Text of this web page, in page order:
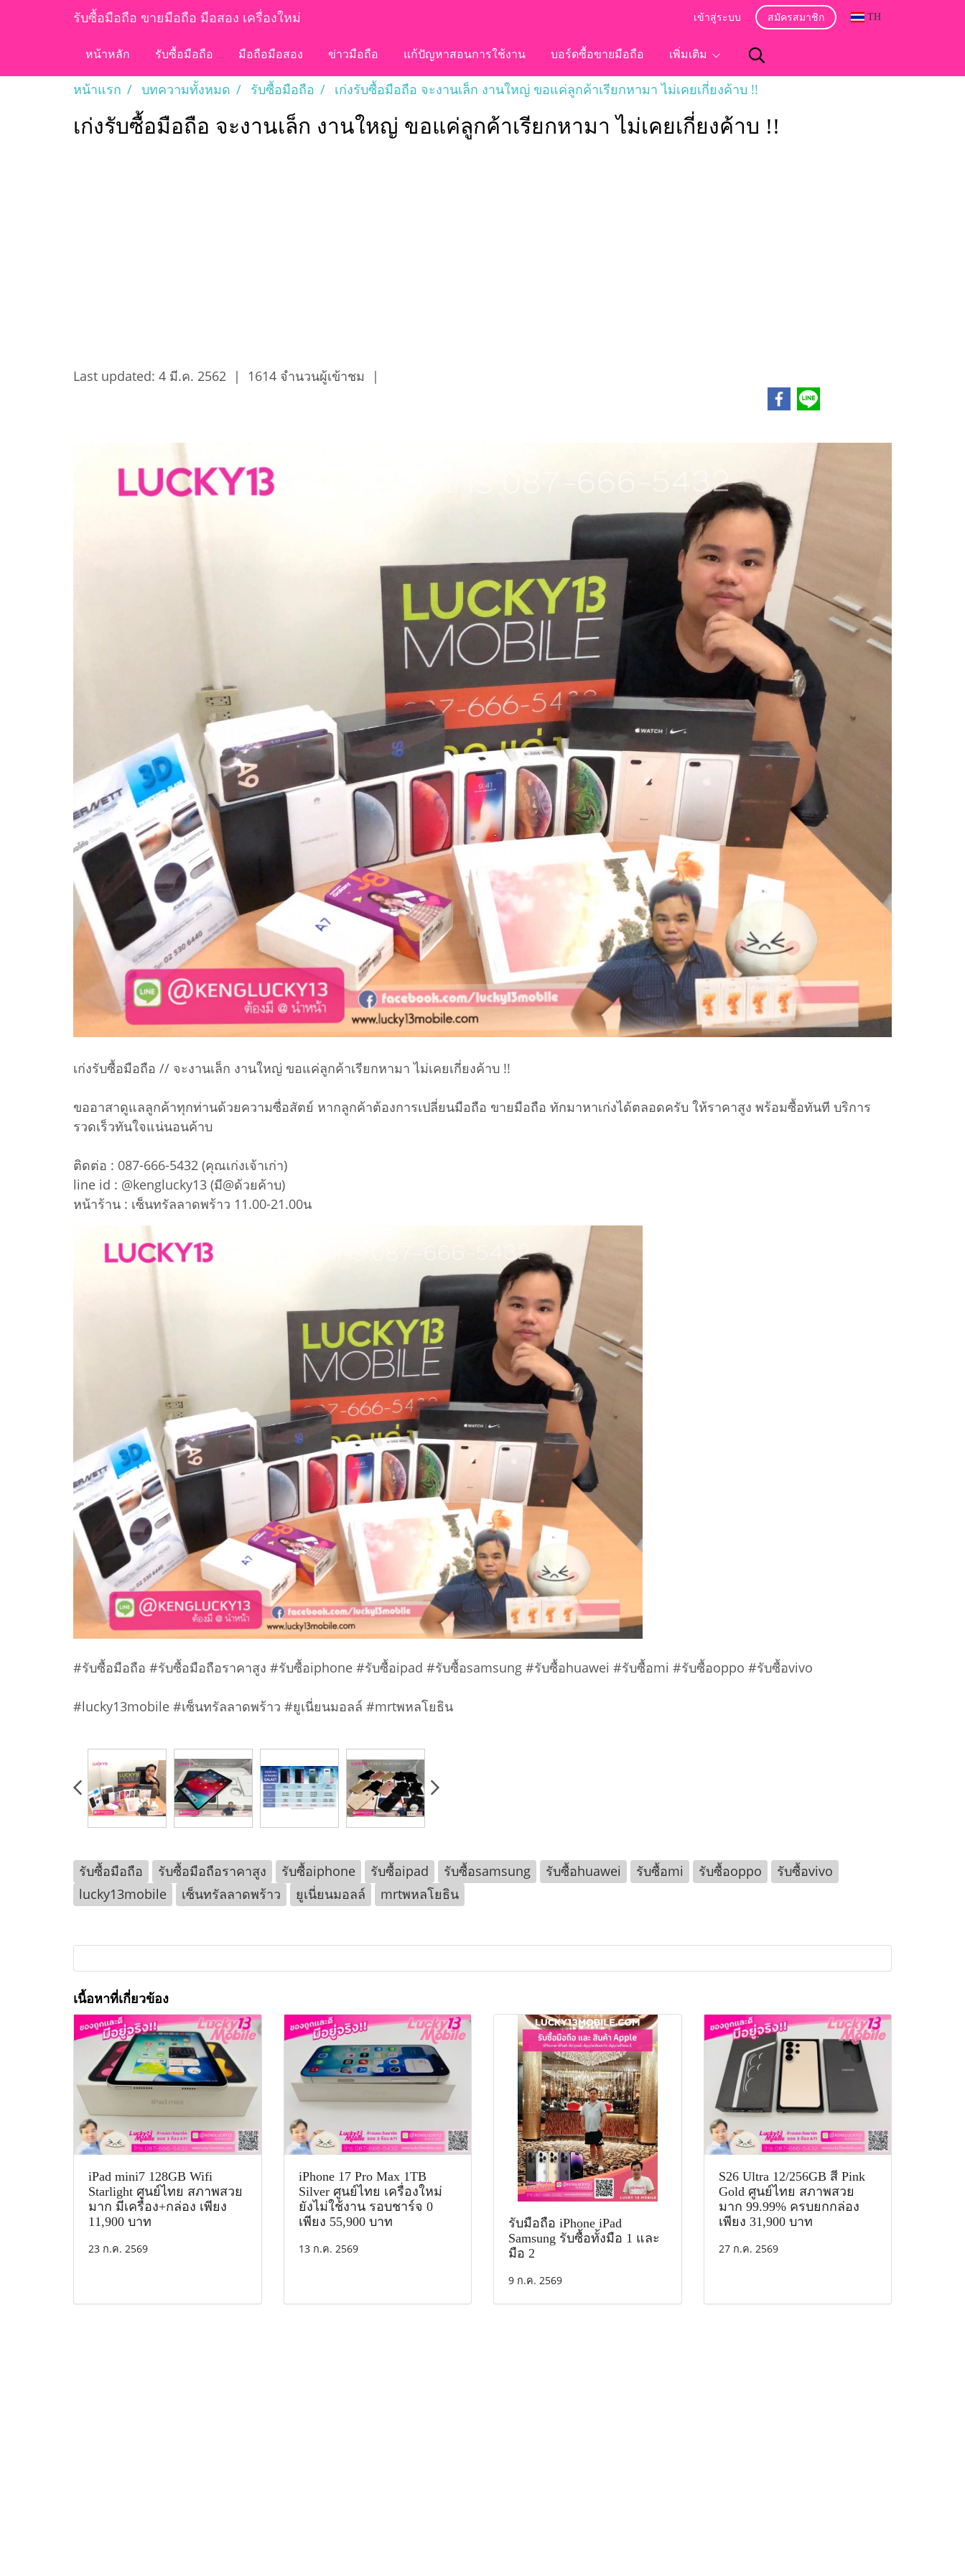
รับซื้อมือถือ ขายมือถือ มือสอง เครื่องใหม่ เข้าสู่ระบบ สมัครสมาชิก TH
หน้าหลัก รับซื้อมือถือ มือถือมือสอง ข่าวมือถือ แก้ปัญหาสอนการใช้งาน บอร์ดซื้อขายมือถือ เพิ่มเติม
หน้าแรก บทความทั้งหมด รับซื้อมือถือ เก่งรับซื้อมือถือ จะงานเล็ก งานใหญ่ ขอแค่ลูกค้าเรียกหามา ไม่เคยเกี่ยงค้าบ !!
เก่งรับซื้อมือถือ จะงานเล็ก งานใหญ่ ขอแค่ลูกค้าเรียกหามา ไม่เคยเกี่ยงค้าบ !!
Last updated: 4 มี.ค. 2562 | 1614 จำนวนผู้เข้าชม |
เก่งรับซื้อมือถือ // จะงานเล็ก งานใหญ่ ขอแค่ลูกค้าเรียกหามา ไม่เคยเกี่ยงค้าบ !!
ขออาสาดูแลลูกค้าทุกท่านด้วยความซื่อสัตย์ หากลูกค้าต้องการเปลี่ยนมือถือ ขายมือถือ ทักมาหาเก่งได้ตลอดครับ ให้ราคาสูง พร้อมซื้อทันที บริการ
รวดเร็วทันใจแน่นอนค้าบ
ติดต่อ : 087-666-5432 (คุณเก่งเจ้าเก่า)
line id : @kenglucky13 (มี@ด้วยค้าบ)
หน้าร้าน : เซ็นทรัลลาดพร้าว 11.00-21.00น
#รับซื้อมือถือ #รับซื้อมือถือราคาสูง #รับซื้อiphone #รับซื้อipad #รับซื้อsamsung #รับซื้อhuawei #รับซื้อmi #รับซื้อoppo #รับซื้อvivo
#lucky13mobile #เซ็นทรัลลาดพร้าว #ยูเนี่ยนมอลล์ #mrtพหลโยธิน
รับซื้อมือถือ รับซื้อมือถือราคาสูง รับซื้อiphone รับซื้อipad รับซื้อsamsung รับซื้อhuawei รับซื้อmi รับซื้อoppo
รับซื้อvivo
lucky13mobile
เซ็นทรัลลาดพร้าว ยูเนี่ยนมอลล์ mrtพหลโยธิน
เนื้อหาที่เกี่ยวข้อง
iPad mini7 128GB Wifi
Starlight ศูนย์ไทย สภาพสวย
มาก มีเครื่อง+กล่อง เพียง
11,900 บาท
23 ก.ค. 2569
iPhone 17 Pro Max 1TB
Silver ศูนย์ไทย เครื่องใหม่
ยังไม่ใช้งาน รอบชาร์จ 0
เพียง 55,900 บาท
13 ก.ค. 2569
รับมือถือ iPhone iPad
Samsung รับซื้อทั้งมือ 1 และ
มือ 2
9 ก.ค. 2569
S26 Ultra 12/256GB สี Pink
Gold ศูนย์ไทย สภาพสวย
มาก 99.99% ครบยกกล่อง
เพียง 31,900 บาท
27 ก.ค. 2569